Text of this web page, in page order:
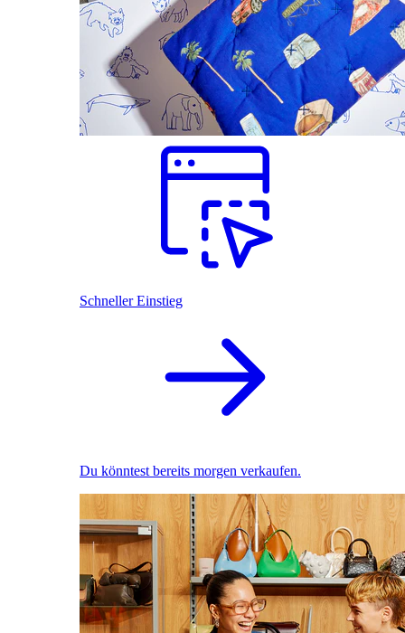
Schneller Einstieg
Du könntest bereits morgen verkaufen.